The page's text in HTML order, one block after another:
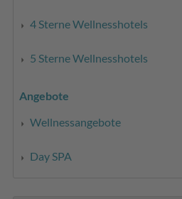
4 Sterne Wellnesshotels
5 Sterne Wellnesshotels
Angebote
Wellnessangebote
Day SPA